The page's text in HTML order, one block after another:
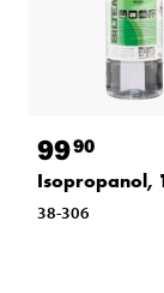
9990
Isopropanol,
38-306